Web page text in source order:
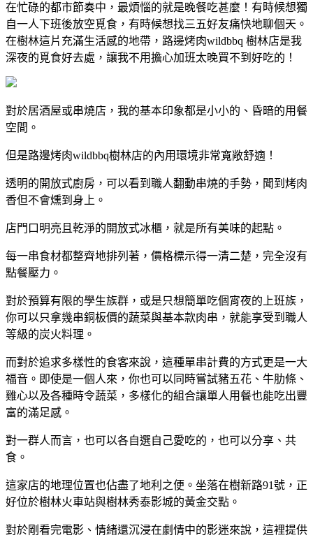
在忙碌的都市節奏中，最煩惱的就是晚餐吃甚麼！有時候想獨
自一人下班後放空覓食，有時候想找三五好友痛快地聊個天。
在樹林這片充滿生活感的地帶，路邊烤肉wildbbq 樹林店是我
深夜的覓食好去處，讓我不用擔心加班太晚買不到好吃的！
對於居酒屋或串燒店，我的基本印象都是小小的、昏暗的用餐
空間。
但是路邊烤肉wildbbq樹林店的內用環境非常寬敞舒適！
透明的開放式廚房，可以看到職人翻動串燒的手勢，聞到烤肉
香但不會燻到身上。
店門口明亮且乾淨的開放式冰櫃，就是所有美味的起點。
每一串食材都整齊地排列著，價格標示得一清二楚，完全沒有
點餐壓力。
對於預算有限的學生族群，或是只想簡單吃個宵夜的上班族，
你可以只拿幾串銅板價的蔬菜與基本款肉串，就能享受到職人
等級的炭火料理。
而對於追求多樣性的食客來說，這種單串計費的方式更是一大
福音。即使是一個人來，你也可以同時嘗試豬五花、牛肋條、
雞心以及各種時令蔬菜，多樣化的組合讓單人用餐也能吃出豐
富的滿足感。
對一群人而言，也可以各自選自己愛吃的，也可以分享、共
食。
這家店的地理位置也佔盡了地利之便。坐落在樹新路91號，正
好位於樹林火車站與樹林秀泰影城的黃金交點。
對於剛看完電影、情緒還沉浸在劇情中的影迷來說，這裡提供